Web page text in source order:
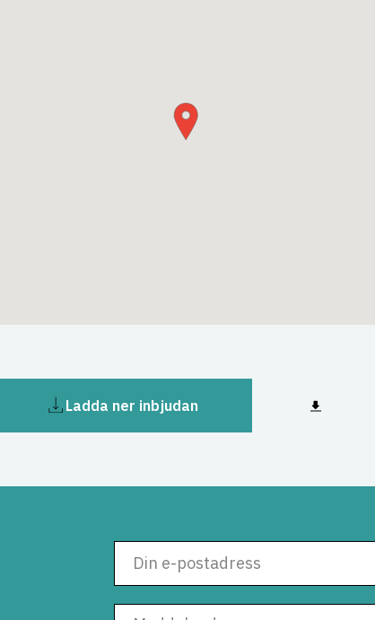
Ladda ner inbjudan